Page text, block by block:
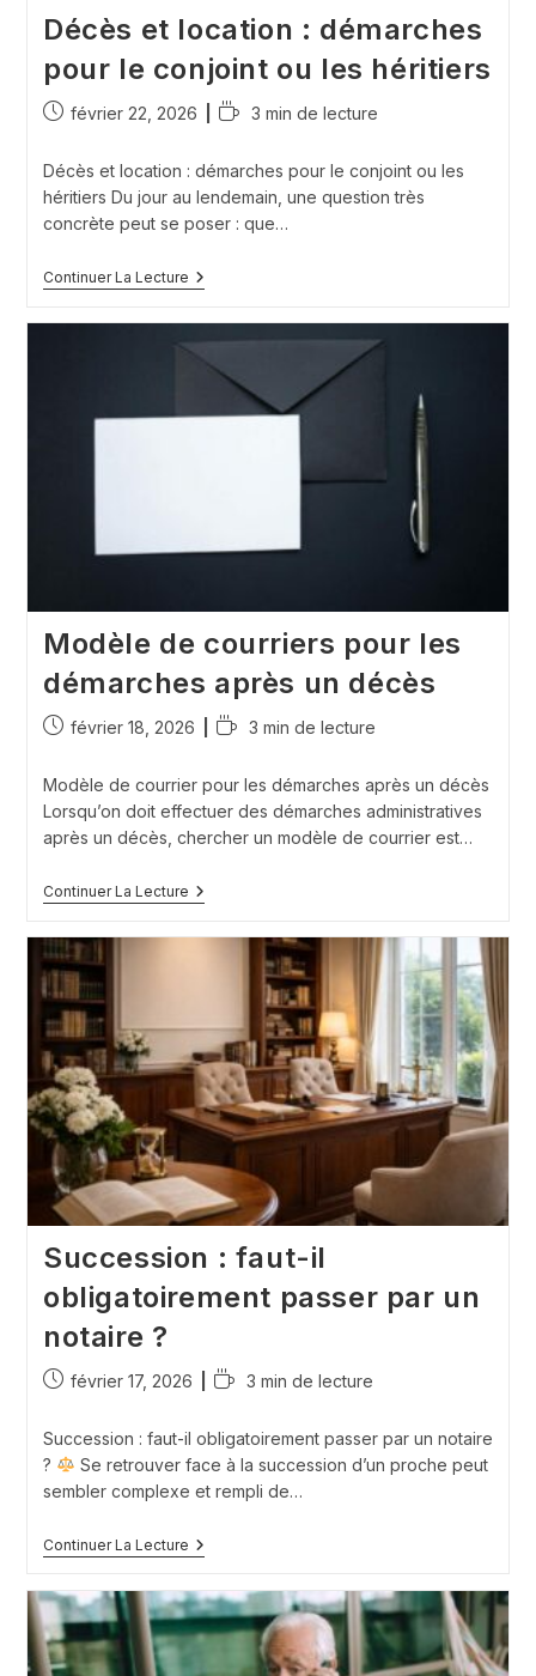
Décès et location : démarches
pour le conjoint ou les héritiers
Publication
février 22, 2026
Temps
lecture :
3 min de lecture
Décès et location : démarches pour le conjoint ou les
héritiers Du jour au lendemain, une question très
concrète peut se poser : que…
Continuer La LectureDécès
Et
Démarches
Pour
Conjoint
Modèle de courriers pour les
démarches après un décès
Publication
février 18, 2026
Temps
lecture :
3 min de lecture
Modèle de courrier pour les démarches après un décès
Lorsqu’on doit effectuer des démarches administratives
après un décès, chercher un modèle de courrier est…
Continuer La LectureModèle
De
Démarches
Un
Décès
Succession : faut-il
obligatoirement passer par un
notaire ?
Publication
février 17, 2026
Temps
lecture :
3 min de lecture
Succession : faut-il obligatoirement passer par un notaire
?
Se retrouver face à la succession d’un proche peut
sembler complexe et rempli de…
Continuer La LectureSuccession
:
Il
Obligatoirement
Passer